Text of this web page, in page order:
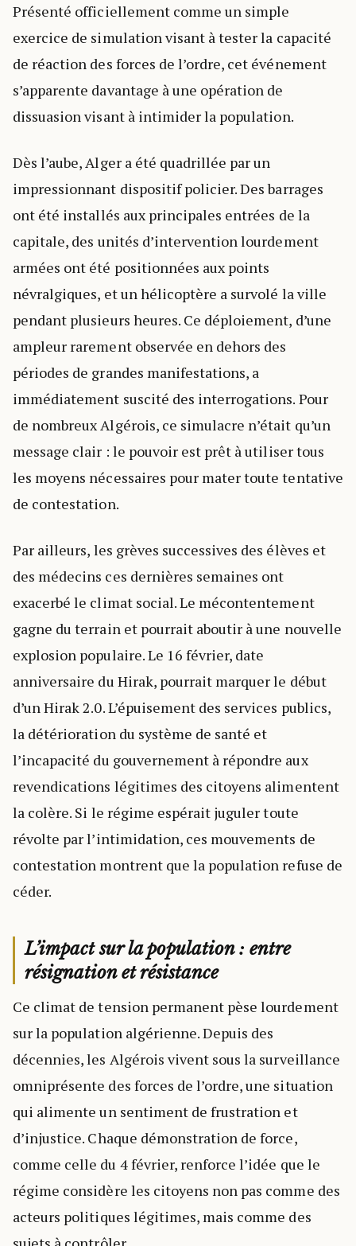
Présenté officiellement comme un simple
exercice de simulation visant à tester la capacité
de réaction des forces de l’ordre, cet événement
s’apparente davantage à une opération de
dissuasion visant à intimider la population.
Dès l’aube, Alger a été quadrillée par un
impressionnant dispositif policier. Des barrages
ont été installés aux principales entrées de la
capitale, des unités d’intervention lourdement
armées ont été positionnées aux points
névralgiques, et un hélicoptère a survolé la ville
pendant plusieurs heures. Ce déploiement, d’une
ampleur rarement observée en dehors des
périodes de grandes manifestations, a
immédiatement suscité des interrogations. Pour
de nombreux Algérois, ce simulacre n’était qu’un
message clair : le pouvoir est prêt à utiliser tous
les moyens nécessaires pour mater toute tentative
de contestation.
Par ailleurs, les grèves successives des élèves et
des médecins ces dernières semaines ont
exacerbé le climat social. Le mécontentement
gagne du terrain et pourrait aboutir à une nouvelle
explosion populaire. Le 16 février, date
anniversaire du Hirak, pourrait marquer le début
d’un Hirak 2.0. L’épuisement des services publics,
la détérioration du système de santé et
l’incapacité du gouvernement à répondre aux
revendications légitimes des citoyens alimentent
la colère. Si le régime espérait juguler toute
révolte par l’intimidation, ces mouvements de
contestation montrent que la population refuse de
céder.
L’impact sur la population : entre
résignation et résistance
Ce climat de tension permanent pèse lourdement
sur la population algérienne. Depuis des
décennies, les Algérois vivent sous la surveillance
omniprésente des forces de l’ordre, une situation
qui alimente un sentiment de frustration et
d’injustice. Chaque démonstration de force,
comme celle du 4 février, renforce l’idée que le
régime considère les citoyens non pas comme des
acteurs politiques légitimes, mais comme des